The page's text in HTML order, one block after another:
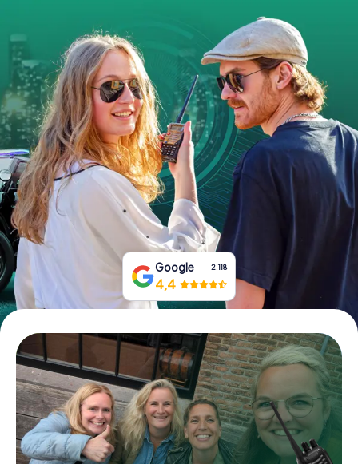
INT AT CH
DE
ES
FR UK
IE
IT
NL
Boek tickets
Koop cadeaubonnen
Google 2.118
4,4